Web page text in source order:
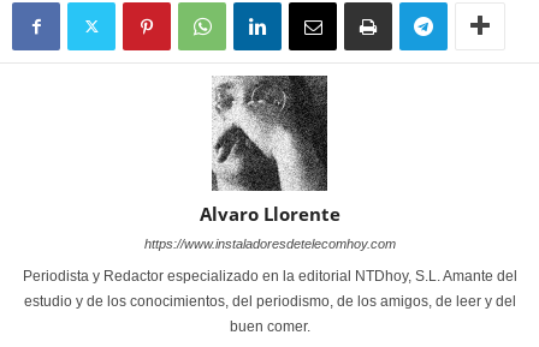
Alvaro Llorente
https://www.instaladoresdetelecomhoy.com
Periodista y Redactor especializado en la editorial NTDhoy, S.L. Amante del
estudio y de los conocimientos, del periodismo, de los amigos, de leer y del
buen comer.